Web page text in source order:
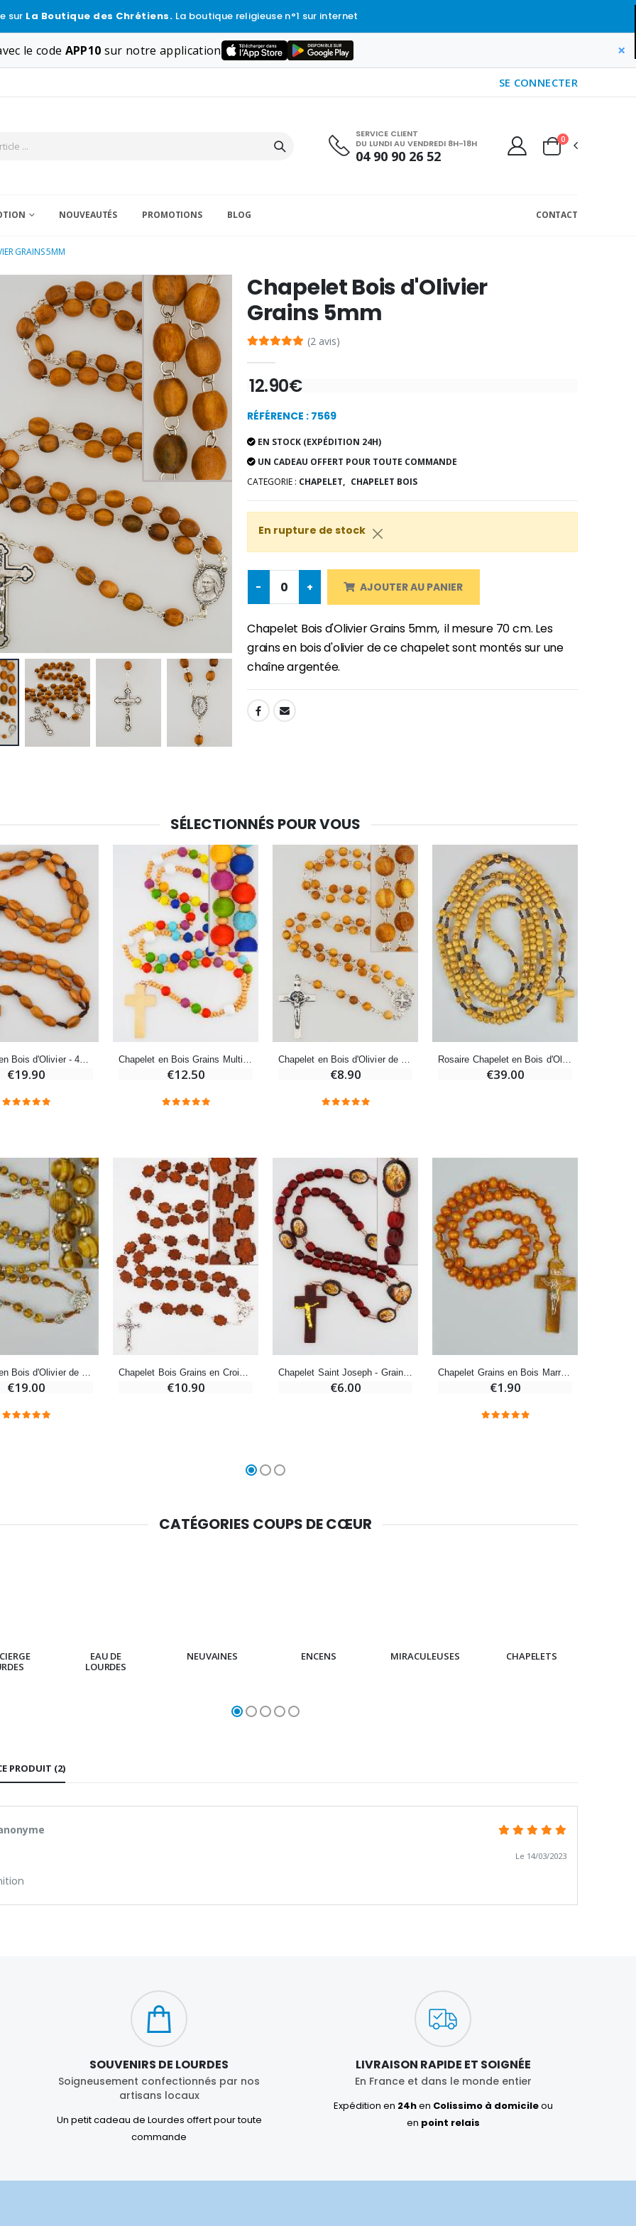
sur La Boutique des Chrétiens. La boutique religieuse n°1 sur internet
le code APP10 sur notre application ×
SE CONNECTER
SERVICE CLIENT
DU LUNDI AU VENDREDI 8H-18H
04 90 90 26 52
0
NOUVEAUTÉS PROMOTIONS BLOG CONTACT
GRAINS 5MM
-30%
Une bougie 150 gr et votre Prière déposées à Lourdes
€10.00 €7.00
-20%
Eau de Lourdes 1 Litre
€9.60
Bonbons Pastilles Menthe à l'Eau de Lourdes - 130g
€7.90
-10%
Bougie de Neuvaine Contre le Mal - Saint Michel
€5.50 €4.95
€58.50
€6.00
€21.90
€12.90
€130.00
€2.50
Chapelet de Lourdes en Bois
-30%
Une bougie 150 gr et votre Prière déposées à Lourdes
€10.00 €7.00
-20%
Eau de Lourdes 1 Litre
Bonbons Pastilles Menthe à l'Eau de Lourdes - 130g
€7.90
-10%
€5.50 €4.95
Lot de 20 Bougies de Neuvaine Blanches
Chapelet Bois d'Olivier
Grains 5mm
(2 avis)
12.90€
RÉFÉRENCE : 7569
EN STOCK (EXPÉDITION 24H)
UN CADEAU OFFERT POUR TOUTE COMMANDE
CATEGORIE : CHAPELET, CHAPELET BOIS
En rupture de stock
- + AJOUTER AU PANIER
Chapelet Bois d'Olivier Grains 5mm, il mesure 70 cm. Les
grains en bois d'olivier de ce chapelet sont montés sur une
chaîne argentée.
SHARE:
SÉLECTIONNÉS POUR VOUS
Chapelet en Bois d'Olivier - 40cm
€19.90
Chapelet en Bois Grains Multicolores
€12.50
Chapelet en Bois d'Olivier de Saint Benoit
€8.90
Rosaire Chapelet en Bois d'Olivier - 110cm
€39.00
Chapelet en Bois d'Olivier de Saint Joseph
€19.00
Chapelet Bois Grains en Croix 11mm
€10.90
Chapelet Saint Joseph - Grains en Bois
€6.00
Chapelet Grains en Bois Marron sur Corde
€1.90
CATÉGORIES COUPS DE CŒUR
EAU DE
LOURDES
NEUVAINES ENCENS MIRACULEUSES CHAPELETS
PRODUIT (2)
Le 14/03/2023
SOUVENIRS DE LOURDES
Soigneusement confectionnés par nos
artisans locaux
Un petit cadeau de Lourdes offert pour toute
commande
LIVRAISON RAPIDE ET SOIGNÉE
En France et dans le monde entier
Expédition en 24hen Colissimo à domicileou
en point relais